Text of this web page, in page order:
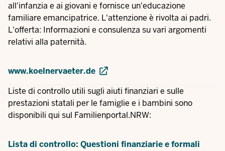
all'infanzia e ai giovani e fornisce un'educazione
familiare emancipatrice. L'attenzione è rivolta ai padri.
L'offerta: Informazioni e consulenza su vari argomenti
relativi alla paternità.
www.koelnervaeter.de
Liste di controllo utili sugli aiuti finanziari e sulle
prestazioni statali per le famiglie e i bambini sono
disponibili qui sul Familienportal.NRW:
Lista di controllo: Questioni finanziarie e formali